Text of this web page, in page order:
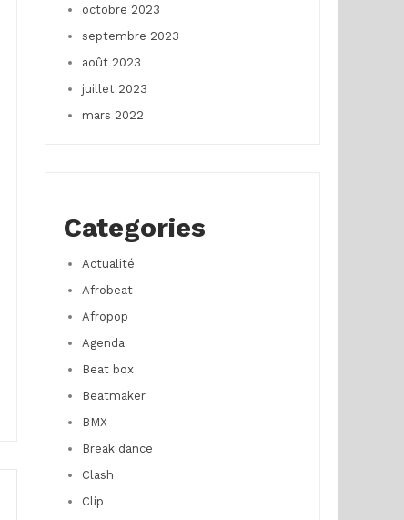
octobre 2023
septembre 2023
août 2023
juillet 2023
mars 2022
Categories
Actualité
Afrobeat
Afropop
Agenda
Beat box
Beatmaker
BMX
Break dance
Clash
Clip